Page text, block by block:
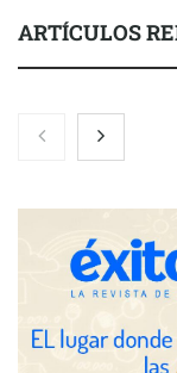
ARTÍCULOS
Nicols presenta
eclipse solar del 12
avanzadas para
COMPALISS de
las posibilidades